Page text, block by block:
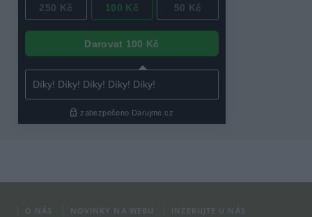
O NÁS NOVINKY NA WEBU
INZERUJTE U NÁS